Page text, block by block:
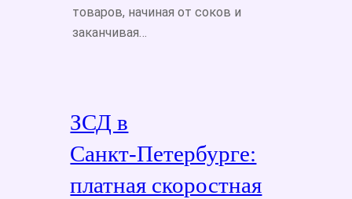
товаров, начиная от соков и
заканчивая…
ЗСД в
Санкт‑Петербурге:
платная скоростная